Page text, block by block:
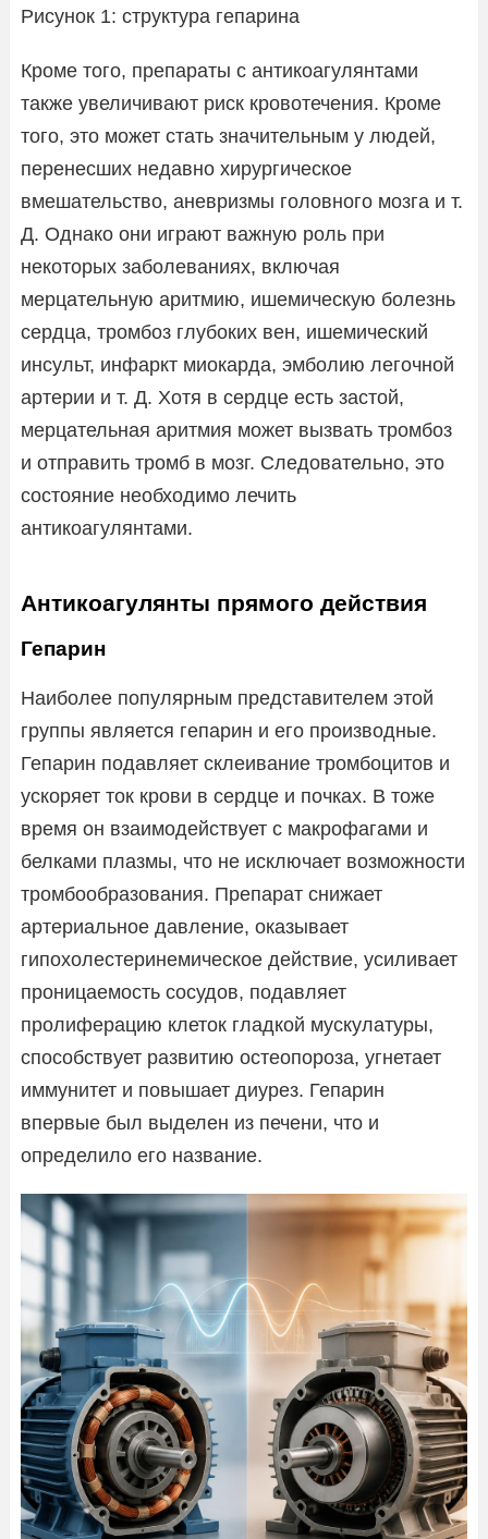
Рисунок 1: структура гепарина
Кроме того, препараты с антикоагулянтами
также увеличивают риск кровотечения. Кроме
того, это может стать значительным у людей,
перенесших недавно хирургическое
вмешательство, аневризмы головного мозга и т.
Д. Однако они играют важную роль при
некоторых заболеваниях, включая
мерцательную аритмию, ишемическую болезнь
сердца, тромбоз глубоких вен, ишемический
инсульт, инфаркт миокарда, эмболию легочной
артерии и т. Д. Хотя в сердце есть застой,
мерцательная аритмия может вызвать тромбоз
и отправить тромб в мозг. Следовательно, это
состояние необходимо лечить
антикоагулянтами.
Антикоагулянты прямого действия
Гепарин
Наиболее популярным представителем этой
группы является гепарин и его производные.
Гепарин подавляет склеивание тромбоцитов и
ускоряет ток крови в сердце и почках. В тоже
время он взаимодействует с макрофагами и
белками плазмы, что не исключает возможности
тромбообразования. Препарат снижает
артериальное давление, оказывает
гипохолестеринемическое действие, усиливает
проницаемость сосудов, подавляет
пролиферацию клеток гладкой мускулатуры,
способствует развитию остеопороза, угнетает
иммунитет и повышает диурез. Гепарин
впервые был выделен из печени, что и
определило его название.